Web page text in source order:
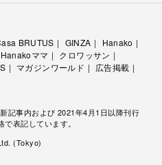
BRUTUS GINZA
Hanako
Hanakoママ
クロワッサン
マガジンワールド
広告掲載
記事内および 2021年4月1日以降刊行
表記しています。
(Tokyo)